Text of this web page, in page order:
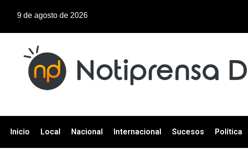
9 de agosto de 2026
Inicio Local Nacional Internacional Sucesos Política